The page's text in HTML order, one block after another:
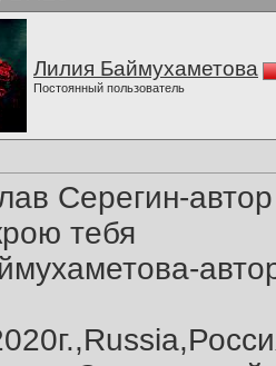
Лилия Баймухаметова
Постоянный пользователь
Серегин-
тебя